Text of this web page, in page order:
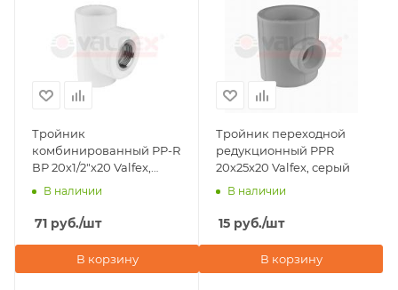
Тройник
комбинированный PP-R
ВР 20х1/2"х20 Valfex,
белого цвета
В наличии
71 руб./шт
В корзину
Тройник переходной
редукционный PPR
20х25х20 Valfex, серый
В наличии
15 руб./шт
В корзину